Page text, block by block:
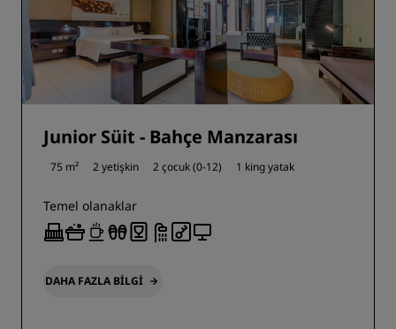
Junior Süit - Bahçe Manzarası
75 m² 2 yetişkin 2 çocuk (0-12) 1 king yatak
Temel olanaklar
DAHA FAZLA BILGI